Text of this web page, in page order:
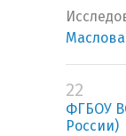
22
ФГБОУ
России)